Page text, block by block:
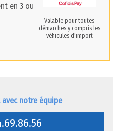
en 3 ou
Valable pour toutes
démarches y compris les
véhicules d'import
notre équipe